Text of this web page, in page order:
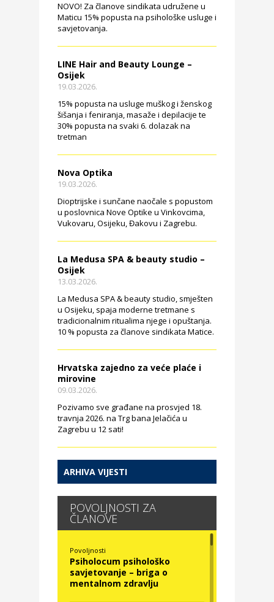
NOVO! Za članove sindikata udružene u
Maticu 15% popusta na psihološke usluge i
savjetovanja.
LINE Hair and Beauty Lounge –
Osijek
19.03.2026.
15% popusta na usluge muškog i ženskog
šišanja i feniranja, masaže i depilacije te
30% popusta na svaki 6. dolazak na
tretman
Nova Optika
19.03.2026.
Dioptrijske i sunčane naočale s popustom
u poslovnica Nove Optike u Vinkovcima,
Vukovaru, Osijeku, Đakovu i Zagrebu.
La Medusa SPA & beauty studio –
Osijek
13.03.2026.
La Medusa SPA & beauty studio, smješten
u Osijeku, spaja moderne tretmane s
tradicionalnim ritualima njege i opuštanja.
10 % popusta za članove sindikata Matice.
Hrvatska zajedno za veće plaće i
mirovine
09.03.2026.
Pozivamo sve građane na prosvjed 18.
travnja 2026. na Trg bana Jelačića u
Zagrebu u 12 sati!
ARHIVA VIJESTI
POVOLJNOSTI ZA
ČLANOVE
Povoljnosti
Psiholocum psihološko
savjetovanje – briga o
mentalnom zdravlju